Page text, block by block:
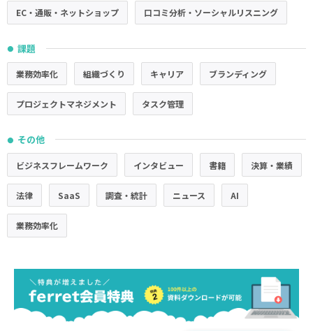
EC・通販・ネットショップ 口コミ分析・ソーシャルリスニング
● 課題
業務効率化 組織づくり キャリア ブランディング
プロジェクトマネジメント タスク管理
● その他
ビジネスフレームワーク インタビュー 書籍 決算・業績
法律 SaaS 調査・統計 ニュース AI
業務効率化